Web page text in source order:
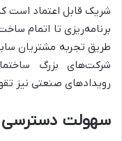
شریک قابل اعتماد است
برنامه‌ریزی تا اتمام
طریق تجربه مشتریان
شرکت‌های بزرگ
رویدادهای صنعتی نیز
سهولت دسترسی